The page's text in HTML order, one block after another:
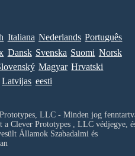
Italiana Nederlands Português
Dansk Svenska Suomi Norsk
Magyar Hrvatski
Latvijas eesti
LLC - Minden jog
a Clever Prototypes , LLCvédjegye,
Államok Szabadalmi és